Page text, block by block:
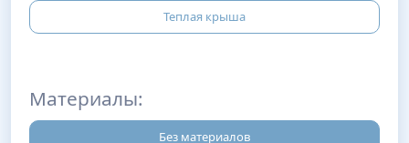
Теплая крыша
Материалы:
Без материалов